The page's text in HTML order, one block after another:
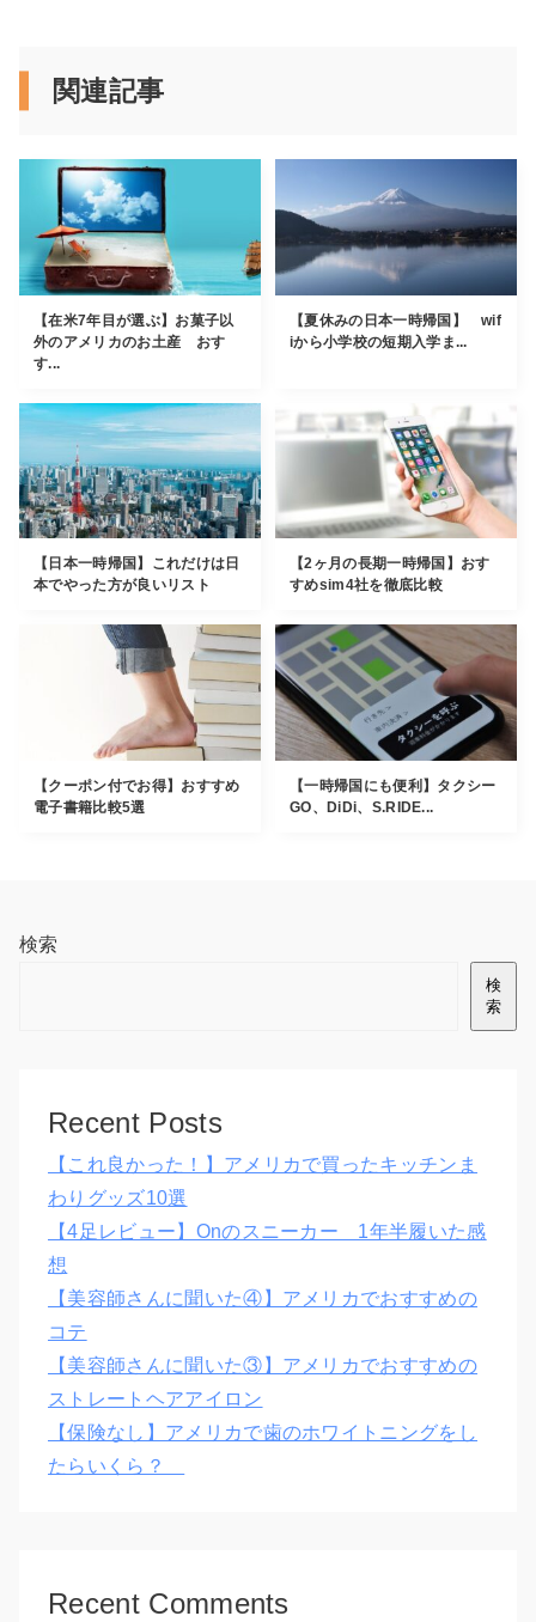
関連記事
【在米7年目が選ぶ】お菓子以
外のアメリカのお土産 おす
す...
【夏休みの日本一時帰国】 wif
iから小学校の短期入学ま...
【日本一時帰国】これだけは日
本でやった方が良いリスト
【2ヶ月の長期一時帰国】おす
すめsim4社を徹底比較
【クーポン付でお得】おすすめ
電子書籍比較5選
【一時帰国にも便利】タクシー
GO、DiDi、S.RIDE...
検索
検
索
Recent Posts
【これ良かった！】アメリカで買ったキッチンま
わりグッズ10選
【4足レビュー】Onのスニーカー 1年半履いた感
想
【美容師さんに聞いた④】アメリカでおすすめの
コテ
【美容師さんに聞いた③】アメリカでおすすめの
ストレートヘアアイロン
【保険なし】アメリカで歯のホワイトニングをし
たらいくら？
Recent Comments